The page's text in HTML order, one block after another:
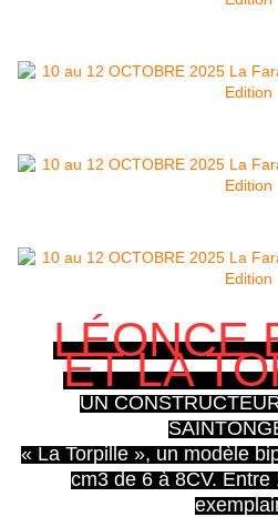
LÉONCE
ET LA
UN
« La Torpille », un modèle
cm3 de 6 à 8CV.